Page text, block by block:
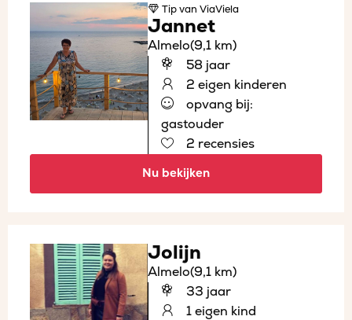
Tipvan ViaViela
Jannet
Almelo(9,1 km)
58 jaar
2 eigen kinderen
opvang bij:
gastouder
2 recensies
Nu bekijken
Jolijn
Almelo(9,1 km)
33 jaar
1 eigen kind